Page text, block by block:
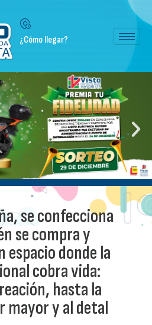
¿Cómo llegar?
se confecciona
se compra y
espacio donde la
cobra vida:
hasta la
mayor y al detal